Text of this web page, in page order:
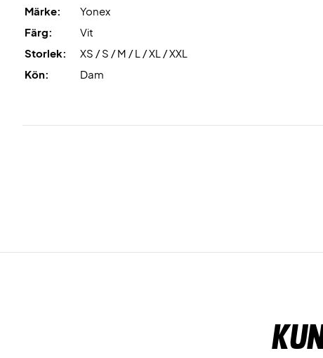
Märke:
Yonex
Färg:
Vit
Storlek:
XS / S / M / L / XL / XXL
Kön:
Dam